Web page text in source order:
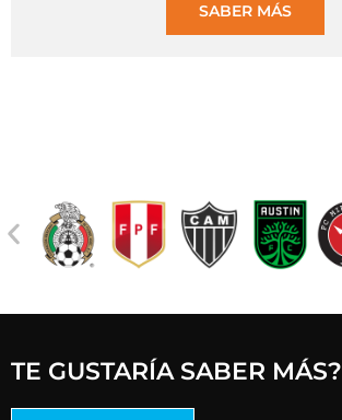
SABER MÁS
TE GUSTARÍA SABER MÁS?